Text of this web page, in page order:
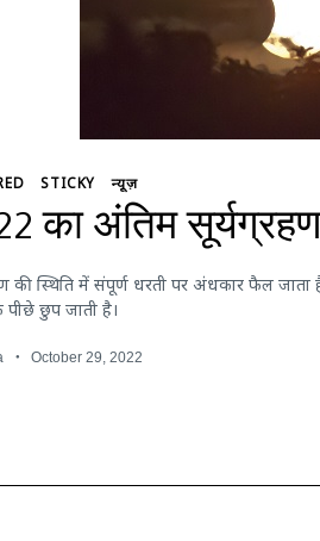
STICKY न्यूज़
का अंतिम सूर्यग्रहण
की स्थिति में संपूर्ण धरती पर अंधकार फैल
पीछे छुप जाती है।
October 29, 2022